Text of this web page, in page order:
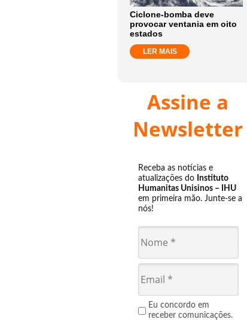
Ciclone-bomba deve
provocar ventania em oito
estados
LER MAIS
Assine a
Newsletter
Receba as notícias e
atualizações do Instituto
Humanitas Unisinos – IHU
em primeira mão. Junte-se a
nós!
Eu concordo em
receber comunicações.